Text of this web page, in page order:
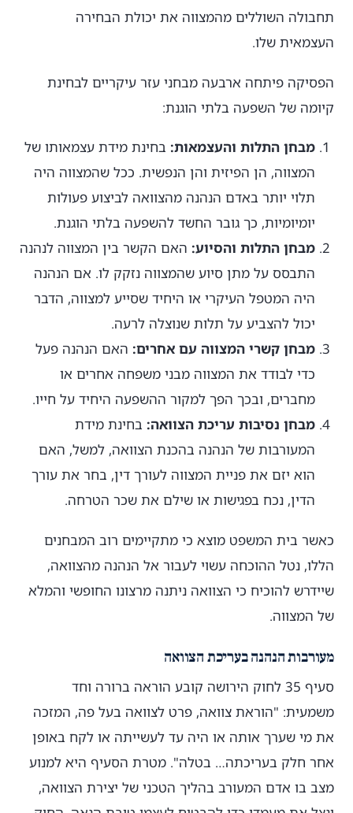
תחבולה השוללים מהמצווה את יכולת הבחירה
העצמאית שלו.
הפסיקה פיתחה ארבעה מבחני עזר עיקריים לבחינת
קיומה של השפעה בלתי הוגנת:
מבחן התלות והעצמאות: בחינת מידת עצמאותו של
המצווה, הן הפיזית והן הנפשית. ככל שהמצווה היה
תלוי יותר באדם הנהנה מהצוואה לביצוע פעולות
יומיומיות, כך גובר החשד להשפעה בלתי הוגנת.
מבחן התלות והסיוע: האם הקשר בין המצווה לנהנה
התבסס על מתן סיוע שהמצווה נזקק לו. אם הנהנה
היה המטפל העיקרי או היחיד שסייע למצווה, הדבר
יכול להצביע על תלות שנוצלה לרעה.
מבחן קשרי המצווה עם אחרים: האם הנהנה פעל
כדי לבודד את המצווה מבני משפחה אחרים או
מחברים, ובכך הפך למקור ההשפעה היחיד על חייו.
מבחן נסיבות עריכת הצוואה: בחינת מידת
המעורבות של הנהנה בהכנת הצוואה, למשל, האם
הוא יזם את פניית המצווה לעורך דין, בחר את עורך
הדין, נכח בפגישות או שילם את שכר הטרחה.
כאשר בית המשפט מוצא כי מתקיימים רוב המבחנים
הללו, נטל ההוכחה עשוי לעבור אל הנהנה מהצוואה,
שיידרש להוכיח כי הצוואה ניתנה מרצונו החופשי והמלא
של המצווה.
מעורבות הנהנה בעריכת הצוואה
סעיף 35 לחוק הירושה קובע הוראה ברורה וחד
משמעית: "הוראת צוואה, פרט לצוואה בעל פה, המזכה
את מי שערך אותה או היה עד לעשייתה או לקח באופן
אחר חלק בעריכתה… בטלה". מטרת הסעיף היא למנוע
מצב בו אדם המעורב בהליך הטכני של יצירת הצוואה,